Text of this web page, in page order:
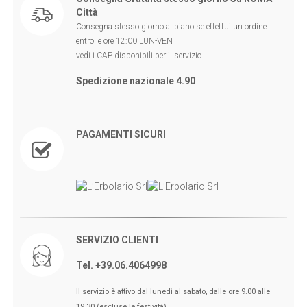
Consegna Gratuita stesso giorno Su ROMA
Città
Consegna stesso giorno al piano se effettui un ordine
vedi i CAP disponibili per il servizio
Spedizione nazionale 4.90
PAGAMENTI SICURI
SERVIZIO CLIENTI
Tel. +39.06.4064998
🖤BLACK FRIDAY dal 13 a l 25